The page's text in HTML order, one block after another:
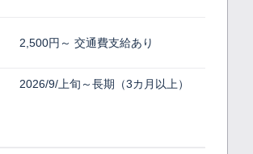
2,500円～ 交通費支給あり
2026/9/上旬～長期（3カ月以上）